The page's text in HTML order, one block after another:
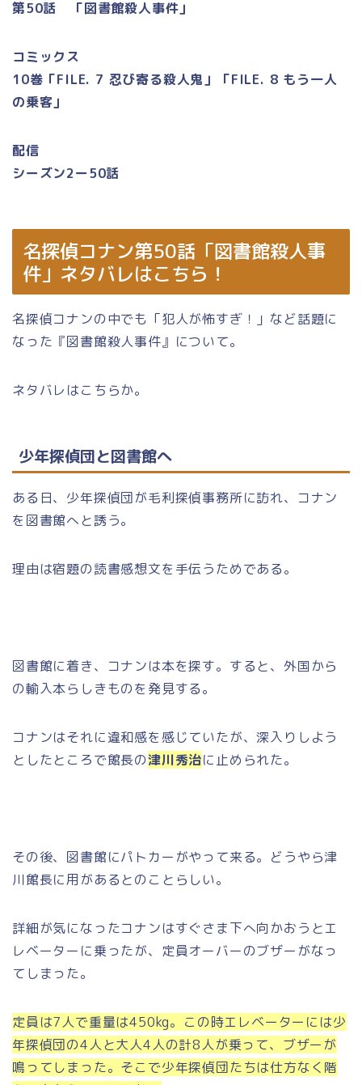
第50話 「図書館殺人事件」
コミックス
10巻「FILE. 7 忍び寄る殺人鬼」「FILE. 8 もう一人
の乗客」
配信
シーズン2ー50話
名探偵コナン第50話「図書館殺人事
件」ネタバレはこちら！
名探偵コナンの中でも「犯人が怖すぎ！」など話題に
なった『図書館殺人事件』について。
ネタバレはこちらか。
少年探偵団と図書館へ
ある日、少年探偵団が毛利探偵事務所に訪れ、コナン
を図書館へと誘う。
理由は宿題の読書感想文を手伝うためである。
図書館に着き、コナンは本を探す。すると、外国から
の輸入本らしきものを発見する。
コナンはそれに違和感を感じていたが、深入りしよう
としたところで館長の津川秀治に止められた。
その後、図書館にパトカーがやって来る。どうやら津
川館長に用があるとのことらしい。
詳細が気になったコナンはすぐさま下へ向かおうとエ
レベーターに乗ったが、定員オーバーのブザーがなっ
てしまった。
定員は7人で重量は450kg。この時エレベーターには少
年探偵団の4人と大人4人の計8人が乗って、ブザーが
鳴ってしまった。そこで少年探偵団たちは仕方なく階